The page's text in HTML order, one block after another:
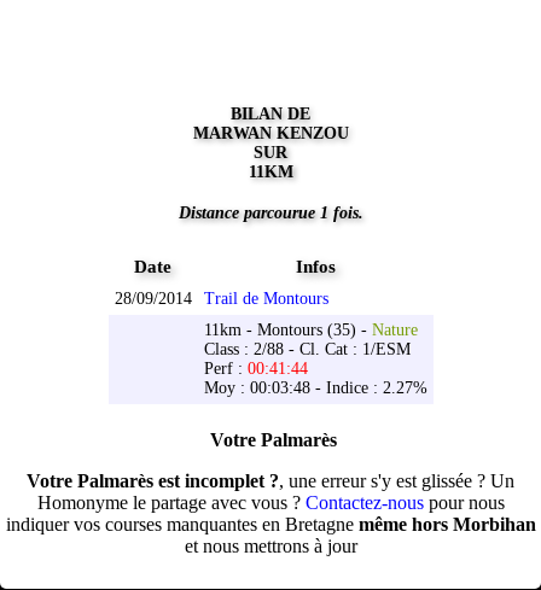
BILAN DE
MARWAN KENZOU
SUR
11KM
Distance parcourue 1 fois.
Date Infos
28/09/2014
Trail de Montours
11km - Montours (35) - Nature
Class : 2/88 - Cl. Cat : 1/ESM
Perf : 00:41:44
Moy : 00:03:48 - Indice : 2.27%
Votre Palmarès
Votre Palmarès est incomplet ?, une erreur s'y est glissée ? Un
Homonyme le partage avec vous ? Contactez-nouspour nous
indiquer vos courses manquantes en Bretagne même hors Morbihan
et nous mettrons à jour